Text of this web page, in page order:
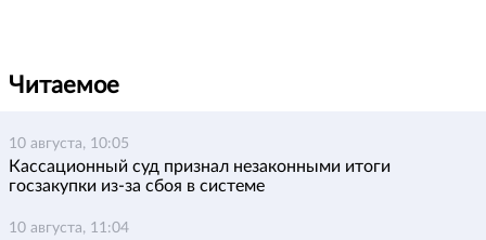
Читаемое
10 августа, 10:05
Кассационный суд признал незаконными итоги
госзакупки из-за сбоя в системе
10 августа, 11:04